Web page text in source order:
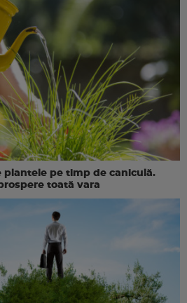
plantele pe timp de caniculă.
toată vara